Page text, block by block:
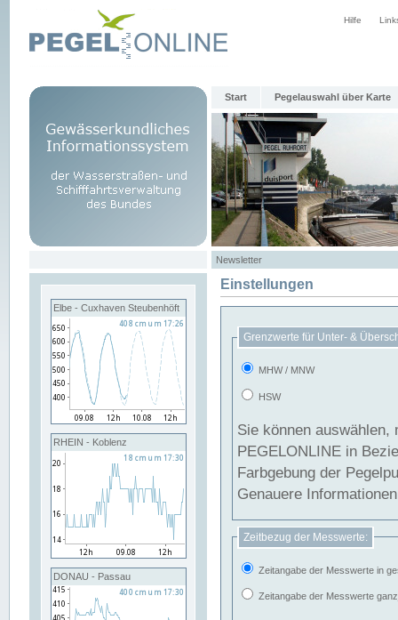
Hilfe
Start Pegelauswahl über Karte
Newsletter
Elbe - Cuxhaven Steubenhöft
RHEIN - Koblenz
DONAU - Passau
Einstellungen
Grenzwerte für Unter- &
MHW / MNW
HSW
Sie können
PEGELONLINE in Beziehung
Farbgebung der
Genauere
Zeitbezug der Messwerte:
Zeitangabe der Messwerte in
Zeitangabe der Messwerte